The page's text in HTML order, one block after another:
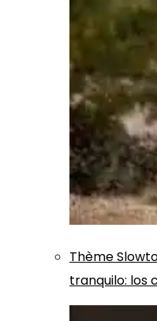
Thème
tranquilo: los